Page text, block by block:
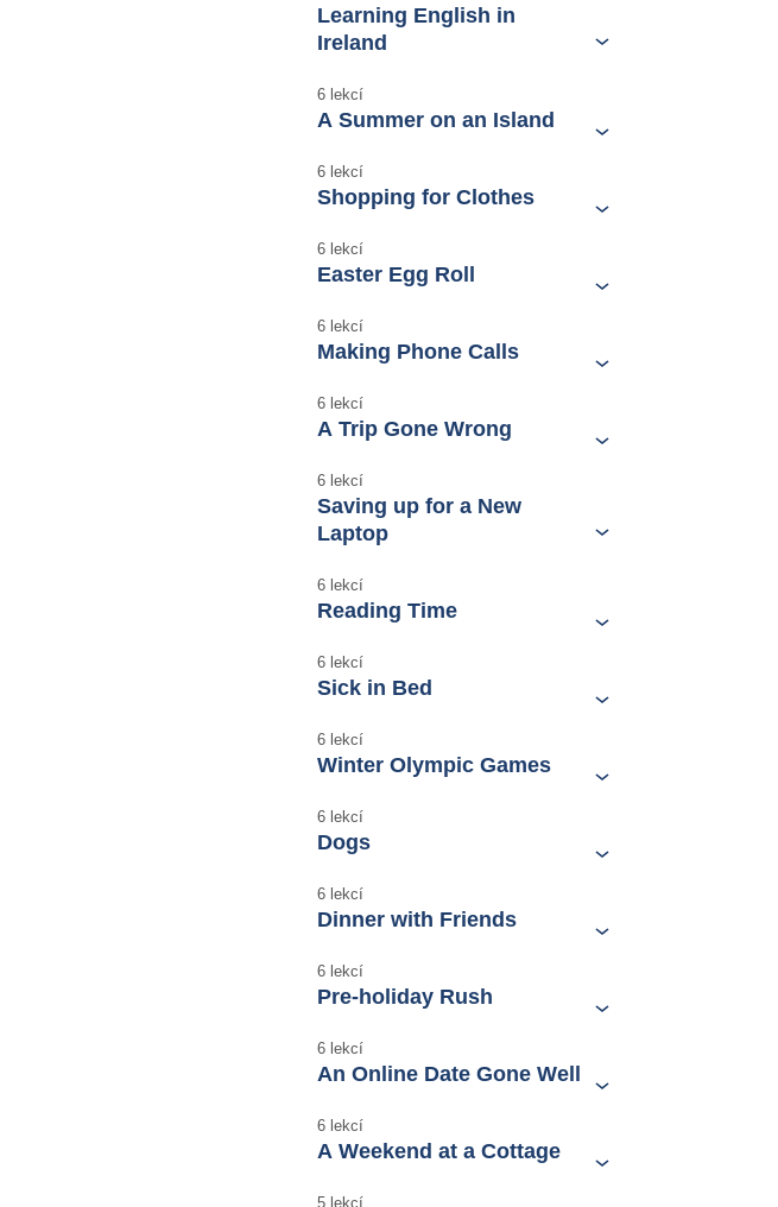
Learning English in
Ireland
6 lekcí
A Summer on an Island
6 lekcí
Shopping for Clothes
6 lekcí
Easter Egg Roll
6 lekcí
Making Phone Calls
6 lekcí
A Trip Gone Wrong
6 lekcí
Saving up for a New
Laptop
6 lekcí
Reading Time
6 lekcí
Sick in Bed
6 lekcí
Winter Olympic Games
6 lekcí
Dogs
6 lekcí
Dinner with Friends
6 lekcí
Pre-holiday Rush
6 lekcí
An Online Date Gone Well
6 lekcí
A Weekend at a Cottage
5 lekcí